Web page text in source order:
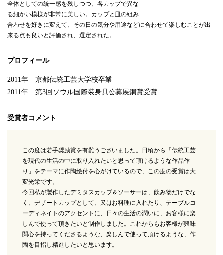
全体としての統一感を残しつつ、各カップで異な
る細かい模様が非常に美しい。カップと皿の組み
合わせを好きに変えて、その日の気分や用途などに合わせて楽しむことが出
来る点も良いと評価され、選定された。
プロフィール
2011年 京都伝統工芸大学校卒業
2011年 第3回ソウル国際装身具公募展銅賞受賞
受賞者コメント
この度は若手奨励賞を有難うございました。日頃から「伝統工芸
を現代の生活の中に取り入れたいと思って頂けるような作品作
り」をテーマに作陶絵付を心がけているので、この度の受賞は大
変光栄です。
今回私が製作したデミタスカップ＆ソーサーは、飲み物だけでな
く、デザートカップとして、又はお料理に入れたり、テーブルコ
ーディネイトのアクセントに、日々の生活の潤いに、お客様に楽
しんで使って頂きたいと制作しました。これからもお客様が興味
関心を持ってくださるような、楽しんで使って頂けるような、作
陶を目指し精進したいと思います。